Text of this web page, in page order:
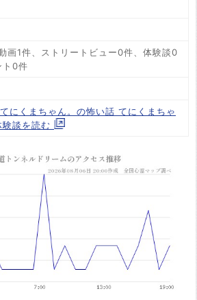
画1件、ストリートビュー0件、体験談0
ト0件
にくまちゃん。の怖い話 てにくまちゃ
験談を読む